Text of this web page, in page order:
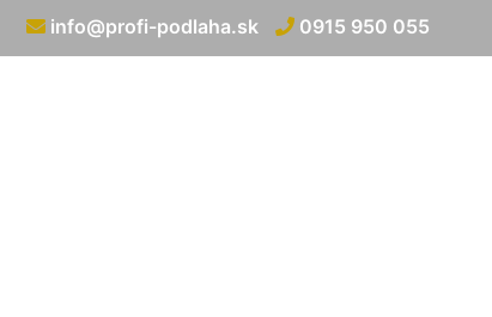
info@profi-podlaha.sk 0915 950 055